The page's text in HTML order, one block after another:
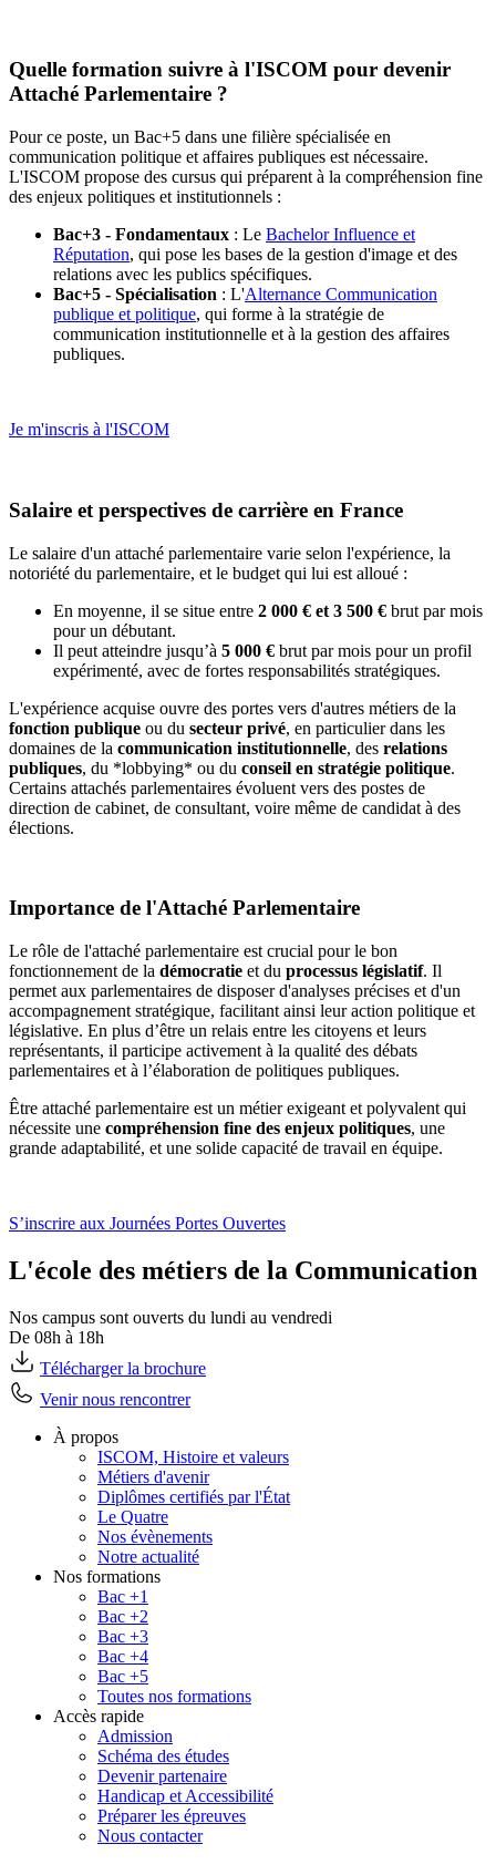
Quelle formation suivre à l'ISCOM pour devenir
Attaché Parlementaire ?
Pour ce poste, un Bac+5 dans une filière spécialisée en
communication politique et affaires publiques est nécessaire.
L'ISCOM propose des cursus qui préparent à la compréhension fine
des enjeux politiques et institutionnels :
Bac+3 - Fondamentaux : Le Bachelor Influence et
Réputation, qui pose les bases de la gestion d'image et des
relations avec les publics spécifiques.
Bac+5 - Spécialisation : L'Alternance Communication
publique et politique, qui forme à la stratégie de
communication institutionnelle et à la gestion des affaires
publiques.
Je m'inscris à l'ISCOM
Salaire et perspectives de carrière en France
Le salaire d'un attaché parlementaire varie selon l'expérience, la
notoriété du parlementaire, et le budget qui lui est alloué :
En moyenne, il se situe entre 2 000 € et 3 500 € brut par mois
pour un débutant.
Il peut atteindre jusqu’à 5 000 € brut par mois pour un profil
expérimenté, avec de fortes responsabilités stratégiques.
L'expérience acquise ouvre des portes vers d'autres métiers de la
fonction publique ou du secteur privé, en particulier dans les
domaines de la communication institutionnelle, des relations
publiques, du *lobbying* ou du conseil en stratégie politique.
Certains attachés parlementaires évoluent vers des postes de
direction de cabinet, de consultant, voire même de candidat à des
élections.
Importance de l'Attaché Parlementaire
Le rôle de l'attaché parlementaire est crucial pour le bon
fonctionnement de la démocratie et du processus législatif. Il
permet aux parlementaires de disposer d'analyses précises et d'un
accompagnement stratégique, facilitant ainsi leur action politique et
législative. En plus d’être un relais entre les citoyens et leurs
représentants, il participe activement à la qualité des débats
parlementaires et à l’élaboration de politiques publiques.
Être attaché parlementaire est un métier exigeant et polyvalent qui
nécessite une compréhension fine des enjeux politiques, une
grande adaptabilité, et une solide capacité de travail en équipe.
S’inscrire aux Journées Portes Ouvertes
L'école des métiers de la Communication
Nos campus sont ouverts du lundi au vendredi
De 08h à 18h
Télécharger la brochure
Venir nous rencontrer
À propos
ISCOM, Histoire et valeurs
Métiers d'avenir
Diplômes certifiés par l'État
Le Quatre
Nos évènements
Notre actualité
Nos formations
Bac +1
Bac +2
Bac +3
Bac +4
Bac +5
Toutes nos formations
Accès rapide
Admission
Schéma des études
Devenir partenaire
Handicap et Accessibilité
Préparer les épreuves
Nous contacter